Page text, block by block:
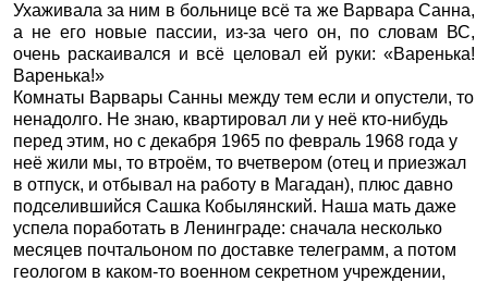
Ухаживала за ним в больнице всё та же Варвара Санна,
а не его новые пассии, из-за чего он, по словам ВС,
очень раскаивался и всё целовал ей руки: «Варенька!
Варенька!»
Комнаты Варвары Санны между тем если и опустели, то
ненадолго. Не знаю, квартировал ли у неё кто-нибудь
перед этим, но с декабря 1965 по февраль 1968 года у
неё жили мы, то втроём, то вчетвером (отец и приезжал
в отпуск, и отбывал на работу в Магадан), плюс давно
подселившийся Сашка Кобылянский. Наша мать даже
успела поработать в Ленинграде: сначала несколько
месяцев почтальоном по доставке телеграмм, а потом
геологом в каком-то военном секретном учреждении,